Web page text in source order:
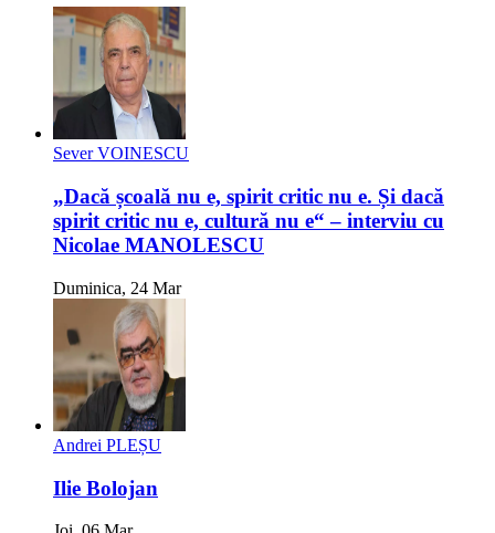
Sever VOINESCU
„Dacă școală nu e, spirit critic nu e. Și dacă
spirit critic nu e, cultură nu e“ – interviu cu
Nicolae MANOLESCU
Duminica, 24 Mar
Andrei PLEȘU
Ilie Bolojan